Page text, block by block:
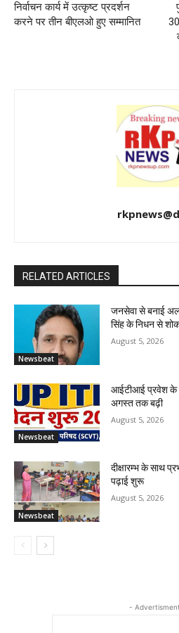
निर्वाचन कार्य में उत्कृष्ट प्रदर्शन
करने पर तीन बीएलओ हुए सम्मानित
RELATED ARTICLES
Newsbeat
जनसेवा से बनाई
सिंह के निधन से
August 5, 2026
Newsbeat
आईटीआई प्रवेश के
अगस्त तक बढ़ी
August 5, 2026
Newsbeat
दीक्षारम्भ के साथ
पढ़ाई शुरू
August 5, 2026
-